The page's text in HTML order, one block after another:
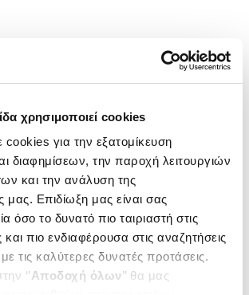
χρησιμοποιεί cookies
cookies για την εξατομίκευση
διαφημίσεων, την παροχή λειτουργιών
και την ανάλυση της
μας. Επιδίωξη μας είναι σας
όσο το δυνατό πιο ταιριαστή στις
και πιο ενδιαφέρουσα στις αναζητήσεις
τις καλύτερες δυνατές προτάσεις.
‘’Αποδοχή όλων’’ θα μας